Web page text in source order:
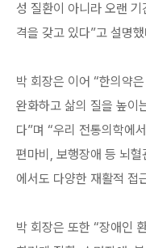
성 질환이 아니라 오랜
격을 갖고 있다”고 설명
박 회장은 이어 “한의약
완화하고 삶의 질을 높이
다”며 “우리 전통의학에
편마비, 보행장애 등 뇌
에서도 다양한 재활적 접
박 회장은 또한 “장애인